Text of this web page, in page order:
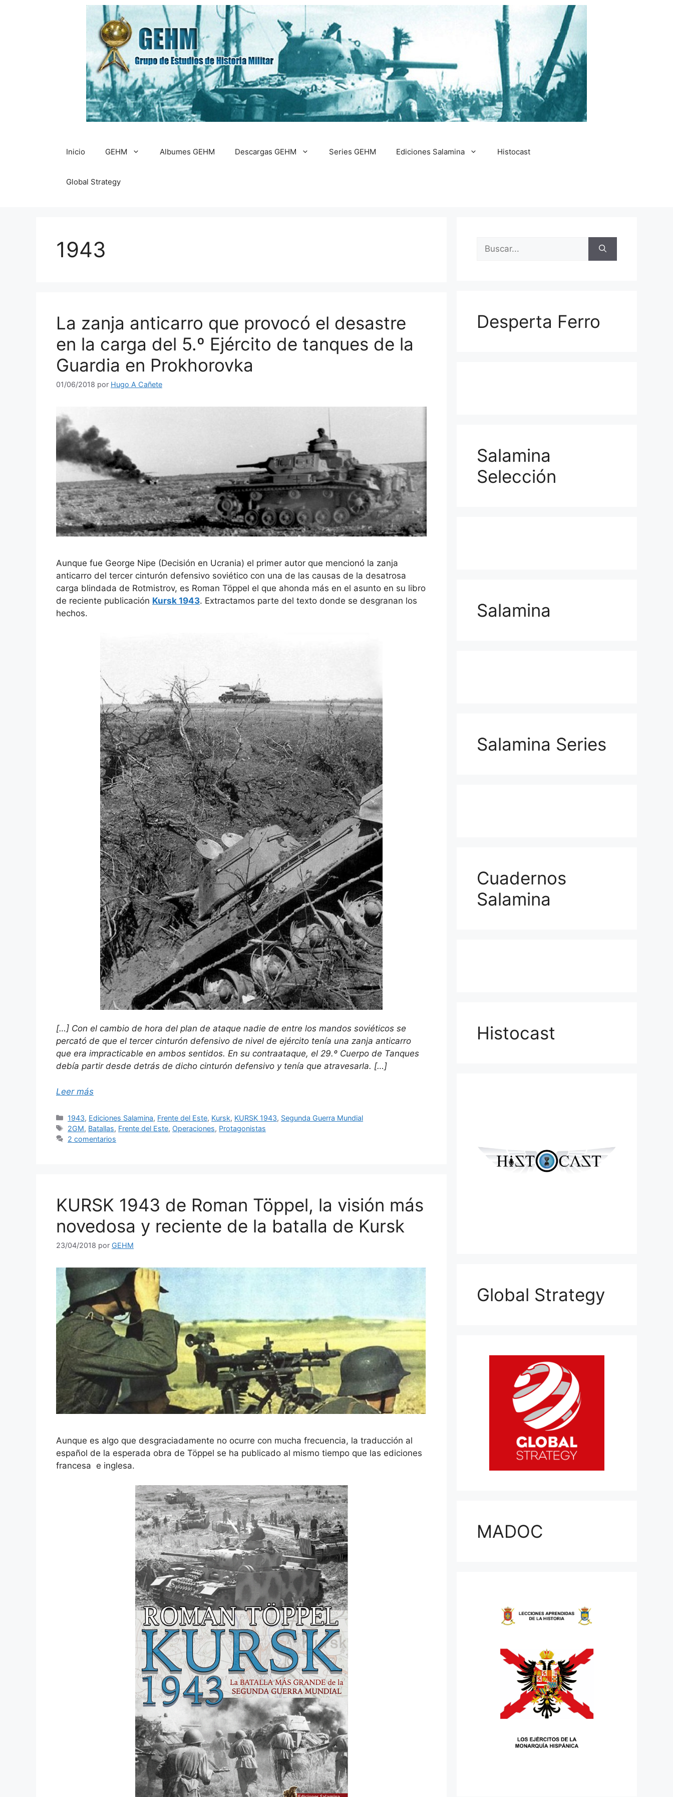
Inicio GEHM Albumes GEHM Descargas GEHM Series GEHM Ediciones Salamina Histocast
Global Strategy
1943
La zanja anticarro que provocó el desastre
en la carga del 5.º Ejército de tanques de la
Guardia en Prokhorovka
01/06/2018 por Hugo A Cañete
Aunque fue George Nipe (Decisión en Ucrania) el primer autor que mencionó la zanja
anticarro del tercer cinturón defensivo soviético con una de las causas de la desatrosa
carga blindada de Rotmistrov, es Roman Töppel el que ahonda más en el asunto en su libro
de reciente publicación Kursk 1943. Extractamos parte del texto donde se desgranan los
hechos.
[…] Con el cambio de hora del plan de ataque nadie de entre los mandos soviéticos se
percató de que el tercer cinturón defensivo de nivel de ejército tenía una zanja anticarro
que era impracticable en ambos sentidos. En su contraataque, el 29.º Cuerpo de Tanques
debía partir desde detrás de dicho cinturón defensivo y tenía que atravesarla. […]
Leer más
Categorías
1943, Ediciones Salamina, Frente del Este, Kursk, KURSK 1943, Segunda Guerra Mundial
Etiquetas
2GM, Batallas, Frente del Este, Operaciones, Protagonistas
2 comentarios
KURSK 1943 de Roman Töppel, la visión más
novedosa y reciente de la batalla de Kursk
23/04/2018 por GEHM
Aunque es algo que desgraciadamente no ocurre con mucha frecuencia, la traducción al
español de la esperada obra de Töppel se ha publicado al mismo tiempo que las ediciones
francesa e inglesa.
Buscar:
Desperta Ferro
Salamina
Selección
Salamina
Salamina Series
Cuadernos
Salamina
Histocast
Global Strategy
MADOC